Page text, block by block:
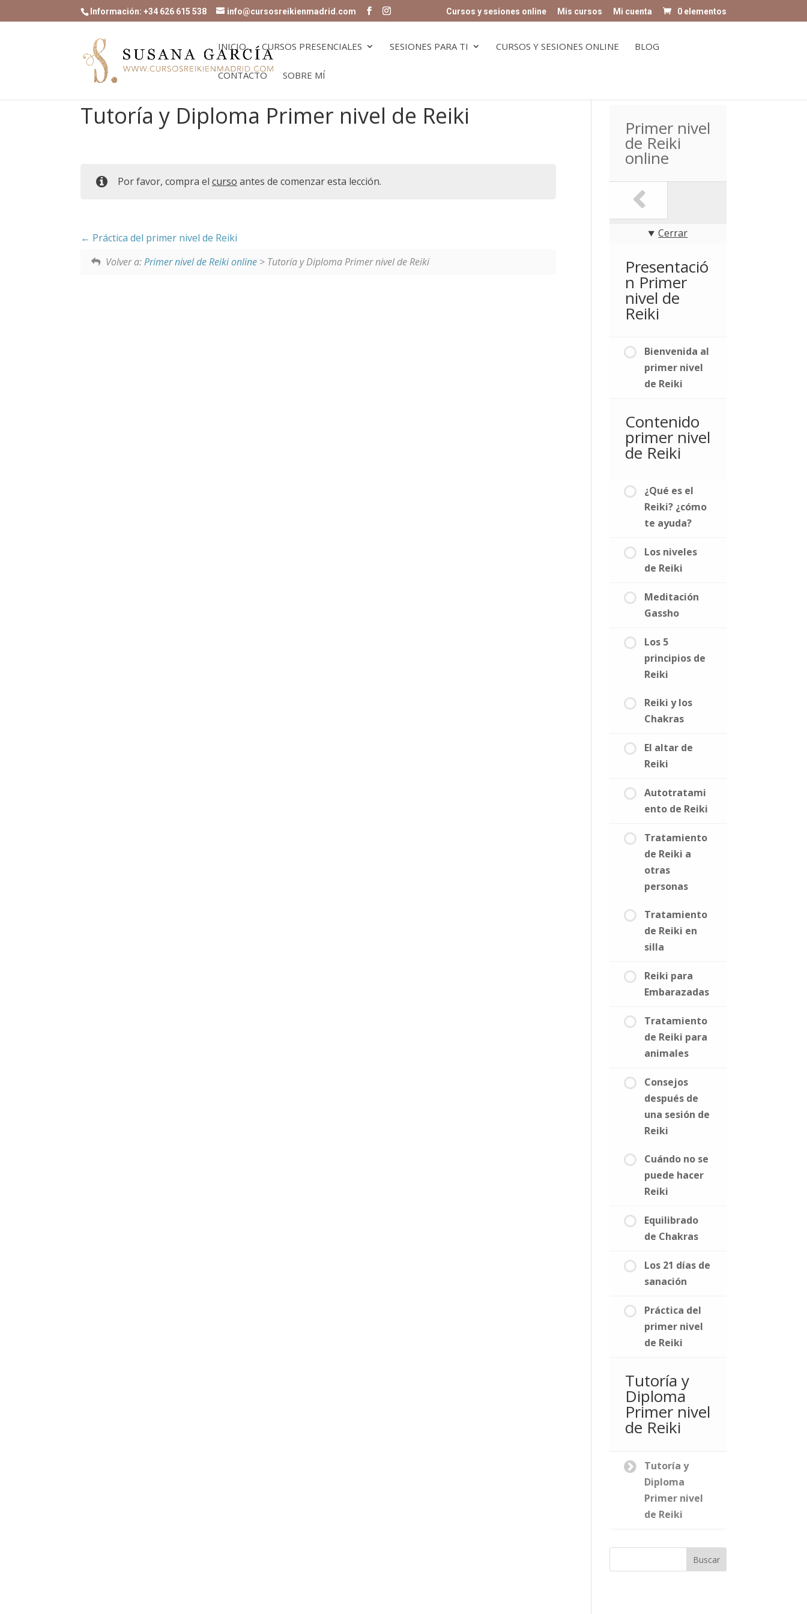
Información: +34 626 615 538 info@cursosreikienmadrid.com Cursos y sesiones online Mis cursos Mi cuenta 0 elementos
INICIO CURSOS PRESENCIALES SESIONES PARA TI CURSOS Y SESIONES ONLINE BLOG
CONTACTO SOBRE MÍ
Tutoría y Diploma Primer nivel de Reiki
Por favor, compra elcurso antes de comenzar esta lección.
Práctica del primer nivel de Reiki
Volver a:Primer nivel de Reiki online > Tutoría y Diploma Primer nivel de Reiki
Primer nivel
de Reiki
online
Cerrar
Presentació
n Primer
nivel de
Reiki
Bienvenida al
primer nivel
de Reiki
Contenido
primer nivel
de Reiki
¿Qué es el
Reiki? ¿cómo
te ayuda?
Los niveles
de Reiki
Meditación
Gassho
Los 5
principios de
Reiki
Reiki y los
Chakras
El altar de
Reiki
Autotratami
ento de Reiki
Tratamiento
de Reiki a
otras
personas
Tratamiento
de Reiki en
silla
Reiki para
Embarazadas
Tratamiento
de Reiki para
animales
Consejos
después de
una sesión de
Reiki
Cuándo no se
puede hacer
Reiki
Equilibrado
de Chakras
Los 21 días de
sanación
Práctica del
primer nivel
de Reiki
Tutoría y
Diploma
Primer nivel
de Reiki
Tutoría y
Diploma
Primer nivel
de Reiki